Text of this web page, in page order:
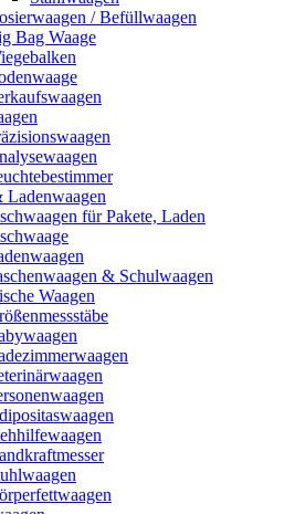
/ Befüllwaagen
Bag Waage
Ladenwaagen
für Pakete, Laden
& Schulwaagen
Waagen